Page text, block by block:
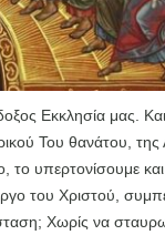
Εκκλησία μας. Και
Του θανάτου,
υπερτονίσουμε
του Χριστού,
Χωρίς να